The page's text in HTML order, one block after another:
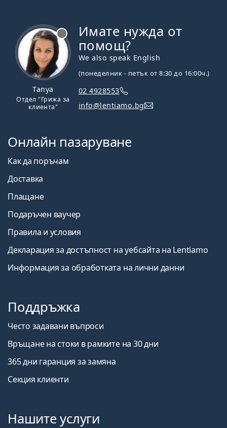
Tanya
Отдел "Грижа за
клиента"
Имате нужда от
помощ?
We also speak English
(понеделник - петък от 8:30 до 16:00ч.)
02 4928553
info@lentiamo.bg
Онлайн пазаруване
Как да поръчам
Доставка
Плащане
Подаръчен ваучер
Правила и условия
Декларация за достъпност на уебсайта на Lentiamo
Информация за обработката на лични данни
Поддръжка
Често задавани въпроси
Връщане на стоки в рамките на 30 дни
365 дни гаранция за замяна
Секция клиенти
Нашите услуги